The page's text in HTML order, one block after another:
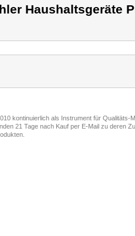
Haushaltsgeräte
kontinuierlich als Instrument für Qualitäts-
21 Tage nach Kauf per E-Mail zu deren